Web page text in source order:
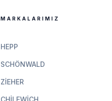
MARKALARIMIZ
HEPP
SCHÖNWALD
ZIEHER
CHILEWICH